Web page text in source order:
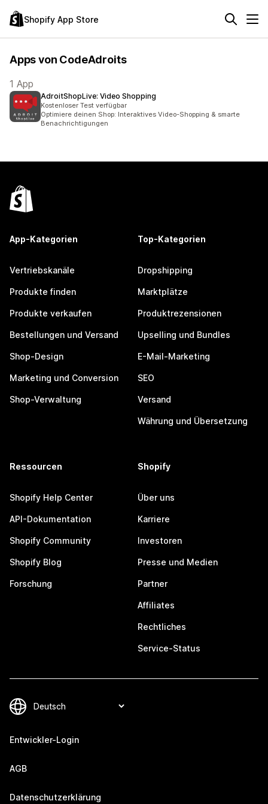
Shopify App Store
Apps von CodeAdroits
1 App
AdroitShopLive: Video Shopping
Kostenloser Test verfügbar
Optimiere deinen Shop: Interaktives Video-Shopping & smarte
Benachrichtigungen
App-Kategorien
Vertriebskanäle
Produkte finden
Produkte verkaufen
Bestellungen und Versand
Shop-Design
Marketing und Conversion
Shop-Verwaltung
Top-Kategorien
Dropshipping
Marktplätze
Produktrezensionen
Upselling und Bundles
E-Mail-Marketing
SEO
Versand
Währung und Übersetzung
Ressourcen
Shopify Help Center
API-Dokumentation
Shopify Community
Shopify Blog
Forschung
Shopify
Über uns
Karriere
Investoren
Presse und Medien
Partner
Affiliates
Rechtliches
Service-Status
Entwickler-Login
AGB
Datenschutzerklärung